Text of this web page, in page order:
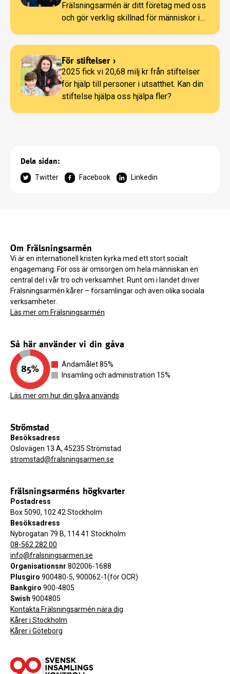
Frälsningsarmén är ditt företag med oss
och gör verklig skillnad för människor i
För stiftelser›
2025 fick vi 20,68 milj kr från stiftelser
för hjälp till personer i utsatthet. Kan din
stiftelse hjälpa oss hjälpa fler?
Dela sidan:
Twitter Facebook Linkedin
Om Frälsningsarmén
Vi är en internationell kristen kyrka med ett stort socialt
engagemang. För oss är omsorgen om hela människan en
central del i vår tro och verksamhet. Runt om i landet driver
Frälsningsarmén kårer – församlingar och även olika sociala
verksamheter.
Läs mer om Frälsningsarmén
Så här använder vi din gåva
Ändamålet 85%
Insamling och administration 15%
Läs mer om hur din gåva används
Strömstad
Besöksadress
Oslovägen 13 A, 45235 Strömstad
stromstad@fralsningsarmen.se
Frälsningsarméns högkvarter
Postadress
Box 5090, 102 42 Stockholm
Besöksadress
Nybrogatan 79 B, 114 41 Stockholm
08-562 282 00
info@fralsningsarmen.se
Organisationsnr 802006-1688
Plusgiro 900480-5, 900062-1(för OCR)
Bankgiro 900-4805
Swish 9004805
Kontakta Frälsningsarmén nära dig
Kårer i Stockholm
Kårer i Göteborg